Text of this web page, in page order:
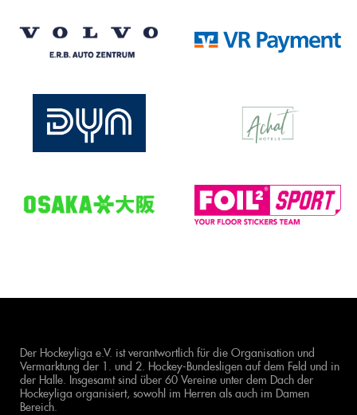
Der Hockeyliga e.V. ist verantwortlich für die Organisation und
Vermarktung der 1. und 2. Hockey-Bundesligen auf dem Feld und in
der Halle. Insgesamt sind über 60 Vereine unter dem Dach der
Hockeyliga organisiert, sowohl im Herren als auch im Damen
Bereich.